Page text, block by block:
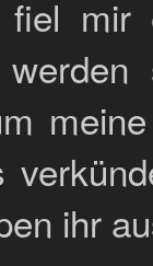
fiel
ihr